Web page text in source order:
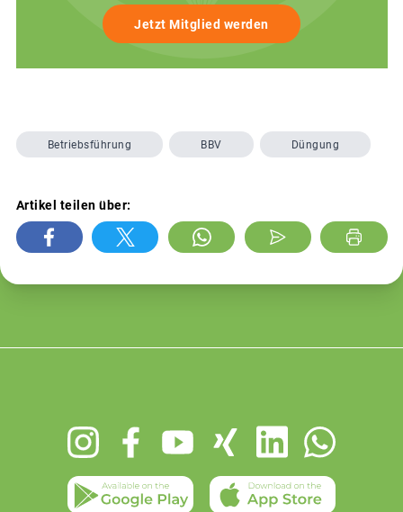
Jetzt Mitglied werden
Betriebsführung BBV Düngung
Artikel teilen über: